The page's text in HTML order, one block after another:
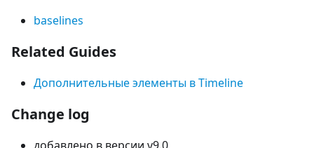
baselines
Related Guides
Дополнительные элементы в Timeline
Change log